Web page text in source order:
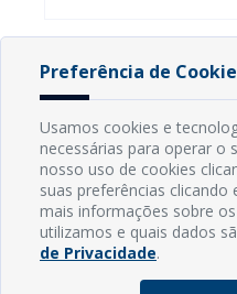
Endereço: Rua Capitão
CEP: 59598-
Contato:
E-mail:
Horário: Segunda a
Preferência de
Usamos cookies e
necessárias para operar o
nosso uso de cookies
suas preferências clicando
mais informações sobre
utilizamos e quais dados
de Privacidade.